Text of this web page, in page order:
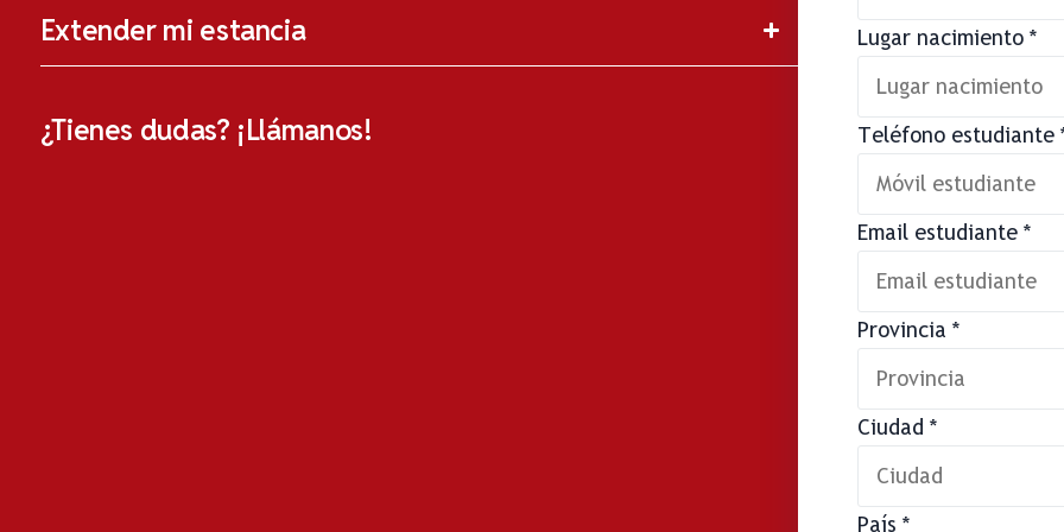
Extender mi estancia
¿Tienes dudas? ¡Llámanos!
Lugar nacimiento *
Teléfono estudiante
Email estudiante *
Provincia *
Ciudad *
País *